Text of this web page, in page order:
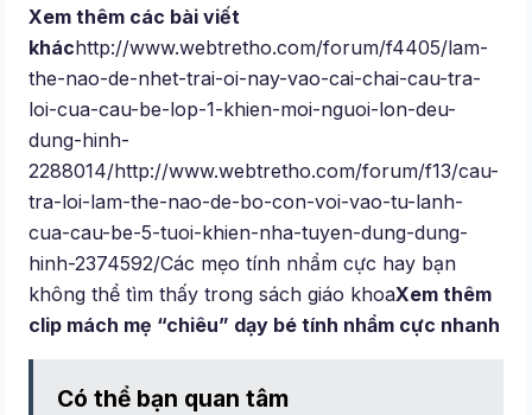
Xem thêm các bài viết
kháchttp://www.webtretho.com/forum/f4405/lam-
the-nao-de-nhet-trai-oi-nay-vao-cai-chai-cau-tra-
loi-cua-cau-be-lop-1-khien-moi-nguoi-lon-deu-
dung-hinh-
2288014/http://www.webtretho.com/forum/f13/cau-
tra-loi-lam-the-nao-de-bo-con-voi-vao-tu-lanh-
cua-cau-be-5-tuoi-khien-nha-tuyen-dung-dung-
hinh-2374592/Các mẹo tính nhẩm cực hay bạn
không thể tìm thấy trong sách giáo khoaXem thêm
clip mách mẹ “chiêu” dạy bé tính nhẩm cực nhanh
Có thể bạn quan tâm